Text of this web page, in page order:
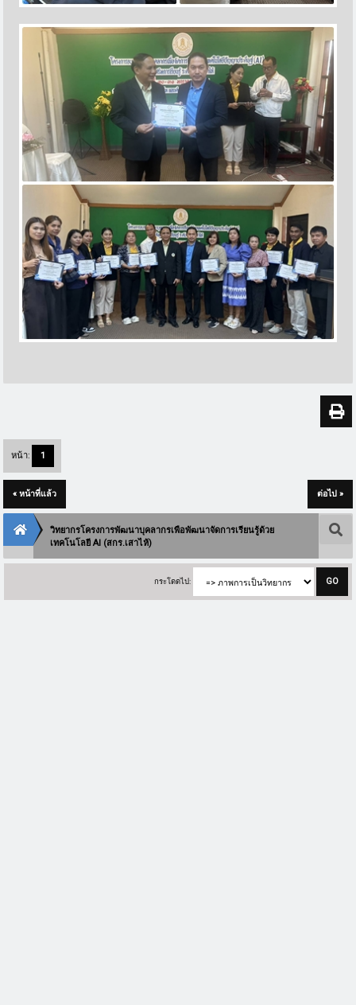
หน้า: 1
« หน้าที่แล้ว ต่อไป »
วิทยากรโครงการพัฒนาบุคลากรเพือพัฒนาจัดการเรียนรู้ด้วย
เทคโนโลยี AI (สกร.เสาไห้)
กระโดดไป: